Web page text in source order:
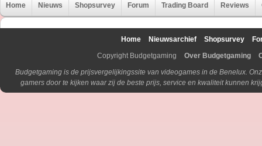
Home Nieuws Shopsurvey Forum Trading Board Reviews
Home Nieuwsarchief Shopsurvey
Copyright Budgetgaming
Over Budgetgaming
Budgetgaming is de prijsvergelijkingssite van videogames in de Benelux.
gamers door te kijken waar zij de beste prijs, service en kwaliteit kunnen